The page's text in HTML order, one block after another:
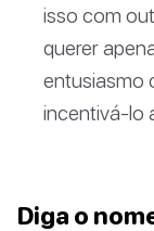
isso com
querer
entusiasmo
incentivá-lo
Diga o